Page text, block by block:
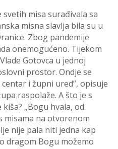
svetih misa surađivala sa
misna slavlja bila su u
Zbog pandemije
onemogućeno. Tijekom
Gotovca u jednoj
prostor. Ondje se
i župni ured”, opisuje
raspolaže. A što je s
„Bogu hvala, od
misama na otvorenom
nije pala niti jedna kap
dragom Bogu možemo